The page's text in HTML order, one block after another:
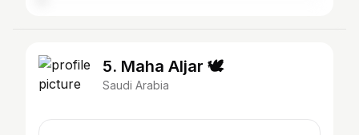
5. Maha Aljar 🕊️
Saudi Arabia